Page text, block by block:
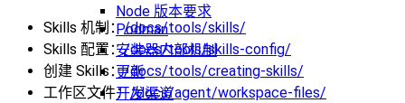
Node 版本要求
Podman
安装器内部机制
更新
开发渠道
Skills 机制：/docs/tools/skills/
Skills 配置：/docs/tools/skills-config/
创建 Skills：/docs/tools/creating-skills/
工作区文件：/docs/agent/workspace-files/